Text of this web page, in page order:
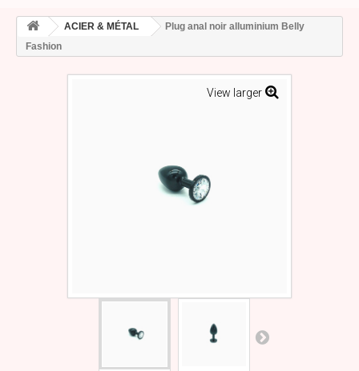
ACIER & MÉTAL
Plug anal noir alluminium Belly
Fashion
View larger